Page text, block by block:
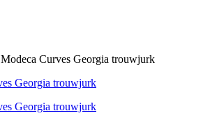
Modeca Curves Georgia trouwjurk